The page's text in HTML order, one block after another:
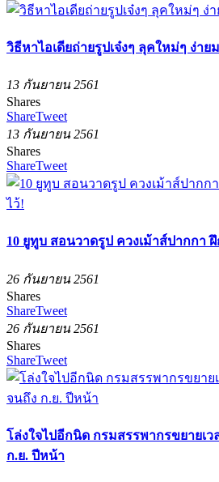
วิธีหาไอเดียถ่ายรูปเจ๋งๆ ลุคใหม่ๆ ง่าย
13 กันยายน 2561
Shares
ShareTweet
13 กันยายน 2561
Shares
ShareTweet
10 ยูทูบ สอนวาดรูป ควงเม้าส์ปากกา
26 กันยายน 2561
Shares
ShareTweet
26 กันยายน 2561
Shares
ShareTweet
โล่งใจไปอีกนิด กรมสรรพากรขยายเว
ก.ย. ปีหน้า